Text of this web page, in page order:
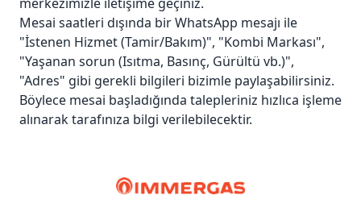
Mesai saatleri dışında bir WhatsApp mesajı ile
"İstenen Hizmet (Tamir/Bakım)", "Kombi Markası",
"Yaşanan sorun (Isıtma, Basınç, Gürültü vb.)",
"Adres" gibi gerekli bilgileri bizimle paylaşabilirsiniz.
Böylece mesai başladığında talepleriniz hızlıca işleme
alınarak tarafınıza bilgi verilebilecektir.